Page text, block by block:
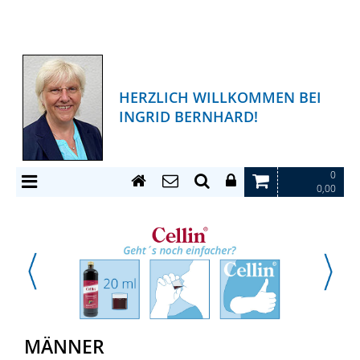
HERZLICH WILLKOMMEN BEI
INGRID BERNHARD!
0
0,00
MÄNNER